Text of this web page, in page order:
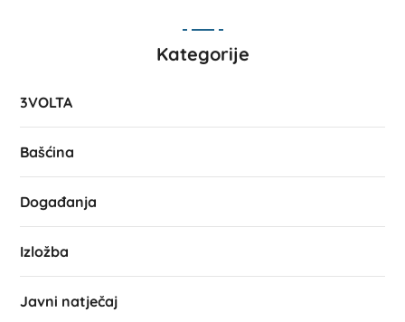
Kategorije
3VOLTA
Bašćina
Događanja
Izložba
Javni natječaj